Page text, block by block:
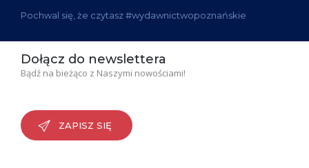
Pochwal się, że czytasz #wydawnictwopoznańskie
Dołącz do newslettera
Bądź na bieżąco z Naszymi nowościami!
ZAPISZ SIĘ